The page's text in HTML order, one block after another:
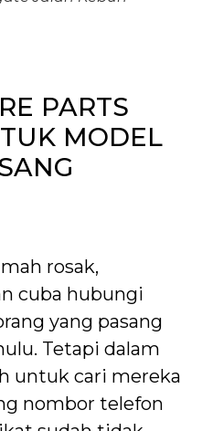
PARTS
MODEL
rosak,
cuba hubungi
yang pasang
Tetapi dalam
untuk cari mereka
nombor telefon